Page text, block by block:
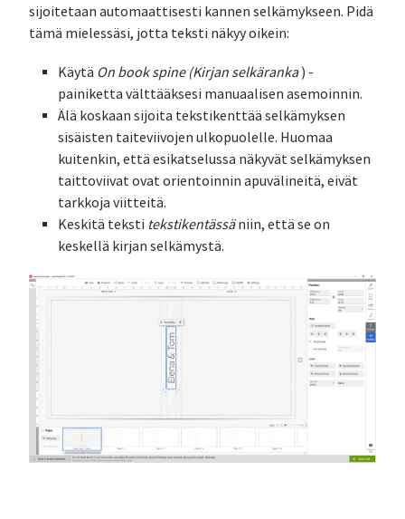
sijoitetaan automaattisesti kannen selkämykseen. Pidä
tämä mielessäsi, jotta teksti näkyy oikein:
Käytä On book spine (Kirjan selkäranka) -
painiketta välttääksesi manuaalisen asemoinnin.
Älä koskaan sijoita tekstikenttää selkämyksen
sisäisten taiteviivojen ulkopuolelle. Huomaa
kuitenkin, että esikatselussa näkyvät selkämyksen
taittoviivat ovat orientoinnin apuvälineitä, eivät
tarkkoja viitteitä.
Keskitä teksti tekstikentässäniin, että se on
keskellä kirjan selkämystä.